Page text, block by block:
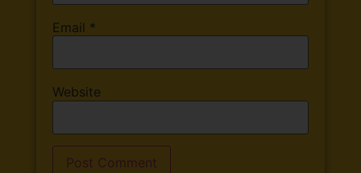
Email *
Website